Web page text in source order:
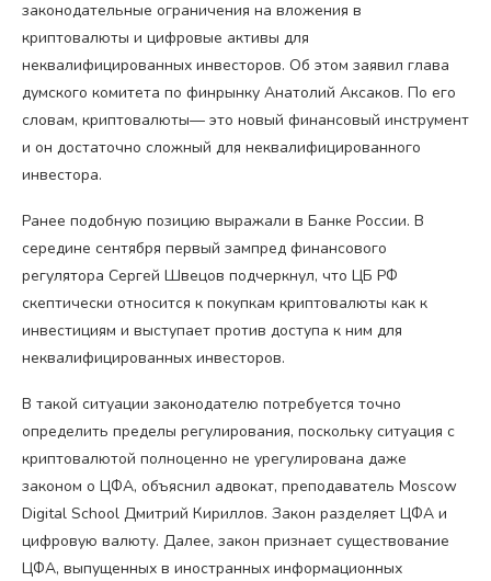
законодательные ограничения на вложения в
криптовалюты и цифровые активы для
неквалифицированных инвесторов. Об этом заявил глава
думского комитета по финрынку Анатолий Аксаков. По его
словам, криптовалюты— это новый финансовый инструмент
и он достаточно сложный для неквалифицированного
инвестора.
Ранее подобную позицию выражали в Банке России. В
середине сентября первый зампред финансового
регулятора Сергей Швецов подчеркнул, что ЦБ РФ
скептически относится к покупкам криптовалюты как к
инвестициям и выступает против доступа к ним для
неквалифицированных инвесторов.
В такой ситуации законодателю потребуется точно
определить пределы регулирования, поскольку ситуация с
криптовалютой полноценно не урегулирована даже
законом о ЦФА, объяснил адвокат, преподаватель Moscow
Digital School Дмитрий Кириллов. Закон разделяет ЦФА и
цифровую валюту. Далее, закон признает существование
ЦФА, выпущенных в иностранных информационных